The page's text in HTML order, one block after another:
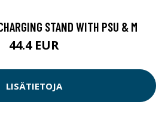
STAND WITH PSU & M
44.4 EUR
LISÄTIETOJA